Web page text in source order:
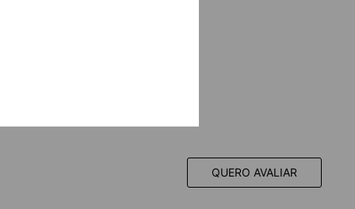
QUERO AVALIAR